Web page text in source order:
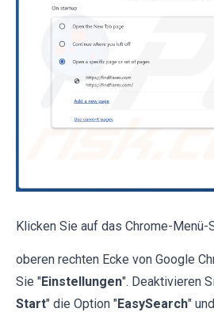
Klicken Sie auf das Chrome-Menü-
oberen rechten Ecke von Google
Sie "Einstellungen". Deaktivieren
Start" die Option "EasySearch"